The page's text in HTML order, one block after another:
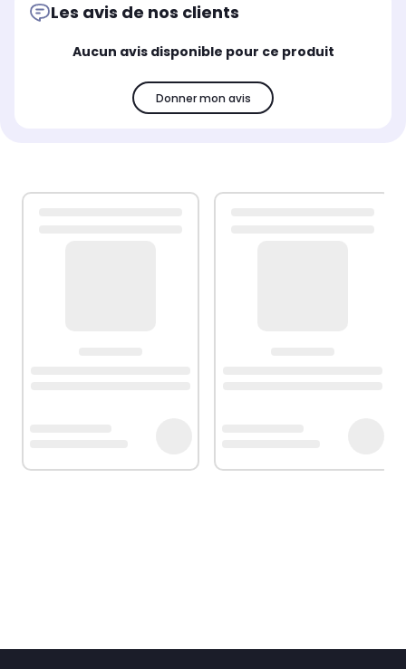
Les avis de nos clients
Aucun avis disponible pour ce produit
Donner mon avis